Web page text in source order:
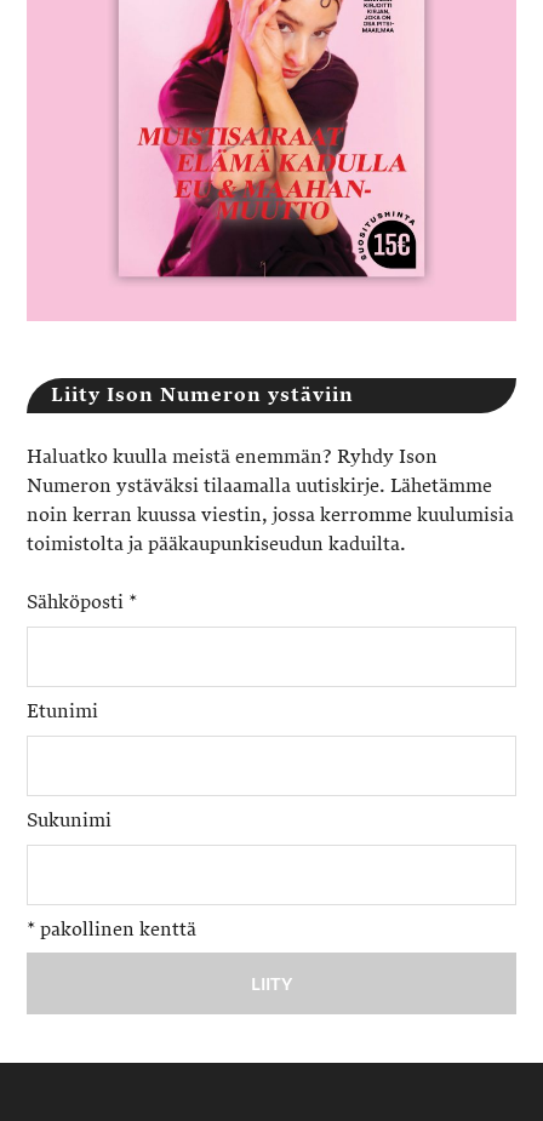
Liity Ison Numeron ystäviin
Haluatko kuulla meistä enemmän? Ryhdy Ison
Numeron ystäväksi tilaamalla uutiskirje. Lähetämme
noin kerran kuussa viestin, jossa kerromme kuulumisia
toimistolta ja pääkaupunkiseudun kaduilta.
Sähköposti *
Etunimi
Sukunimi
* pakollinen kenttä